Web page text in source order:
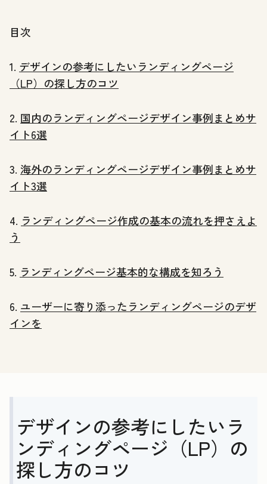
目次
1. デザインの参考にしたいランディングページ
（LP）の探し方のコツ
2. 国内のランディングページデザイン事例まとめサ
イト6選
3. 海外のランディングページデザイン事例まとめサ
イト3選
4. ランディングページ作成の基本の流れを押さえよ
う
5. ランディングページ基本的な構成を知ろう
6. ユーザーに寄り添ったランディングページのデザ
インを
デザインの参考にしたいラ
ンディングページ（LP）の
探し方のコツ